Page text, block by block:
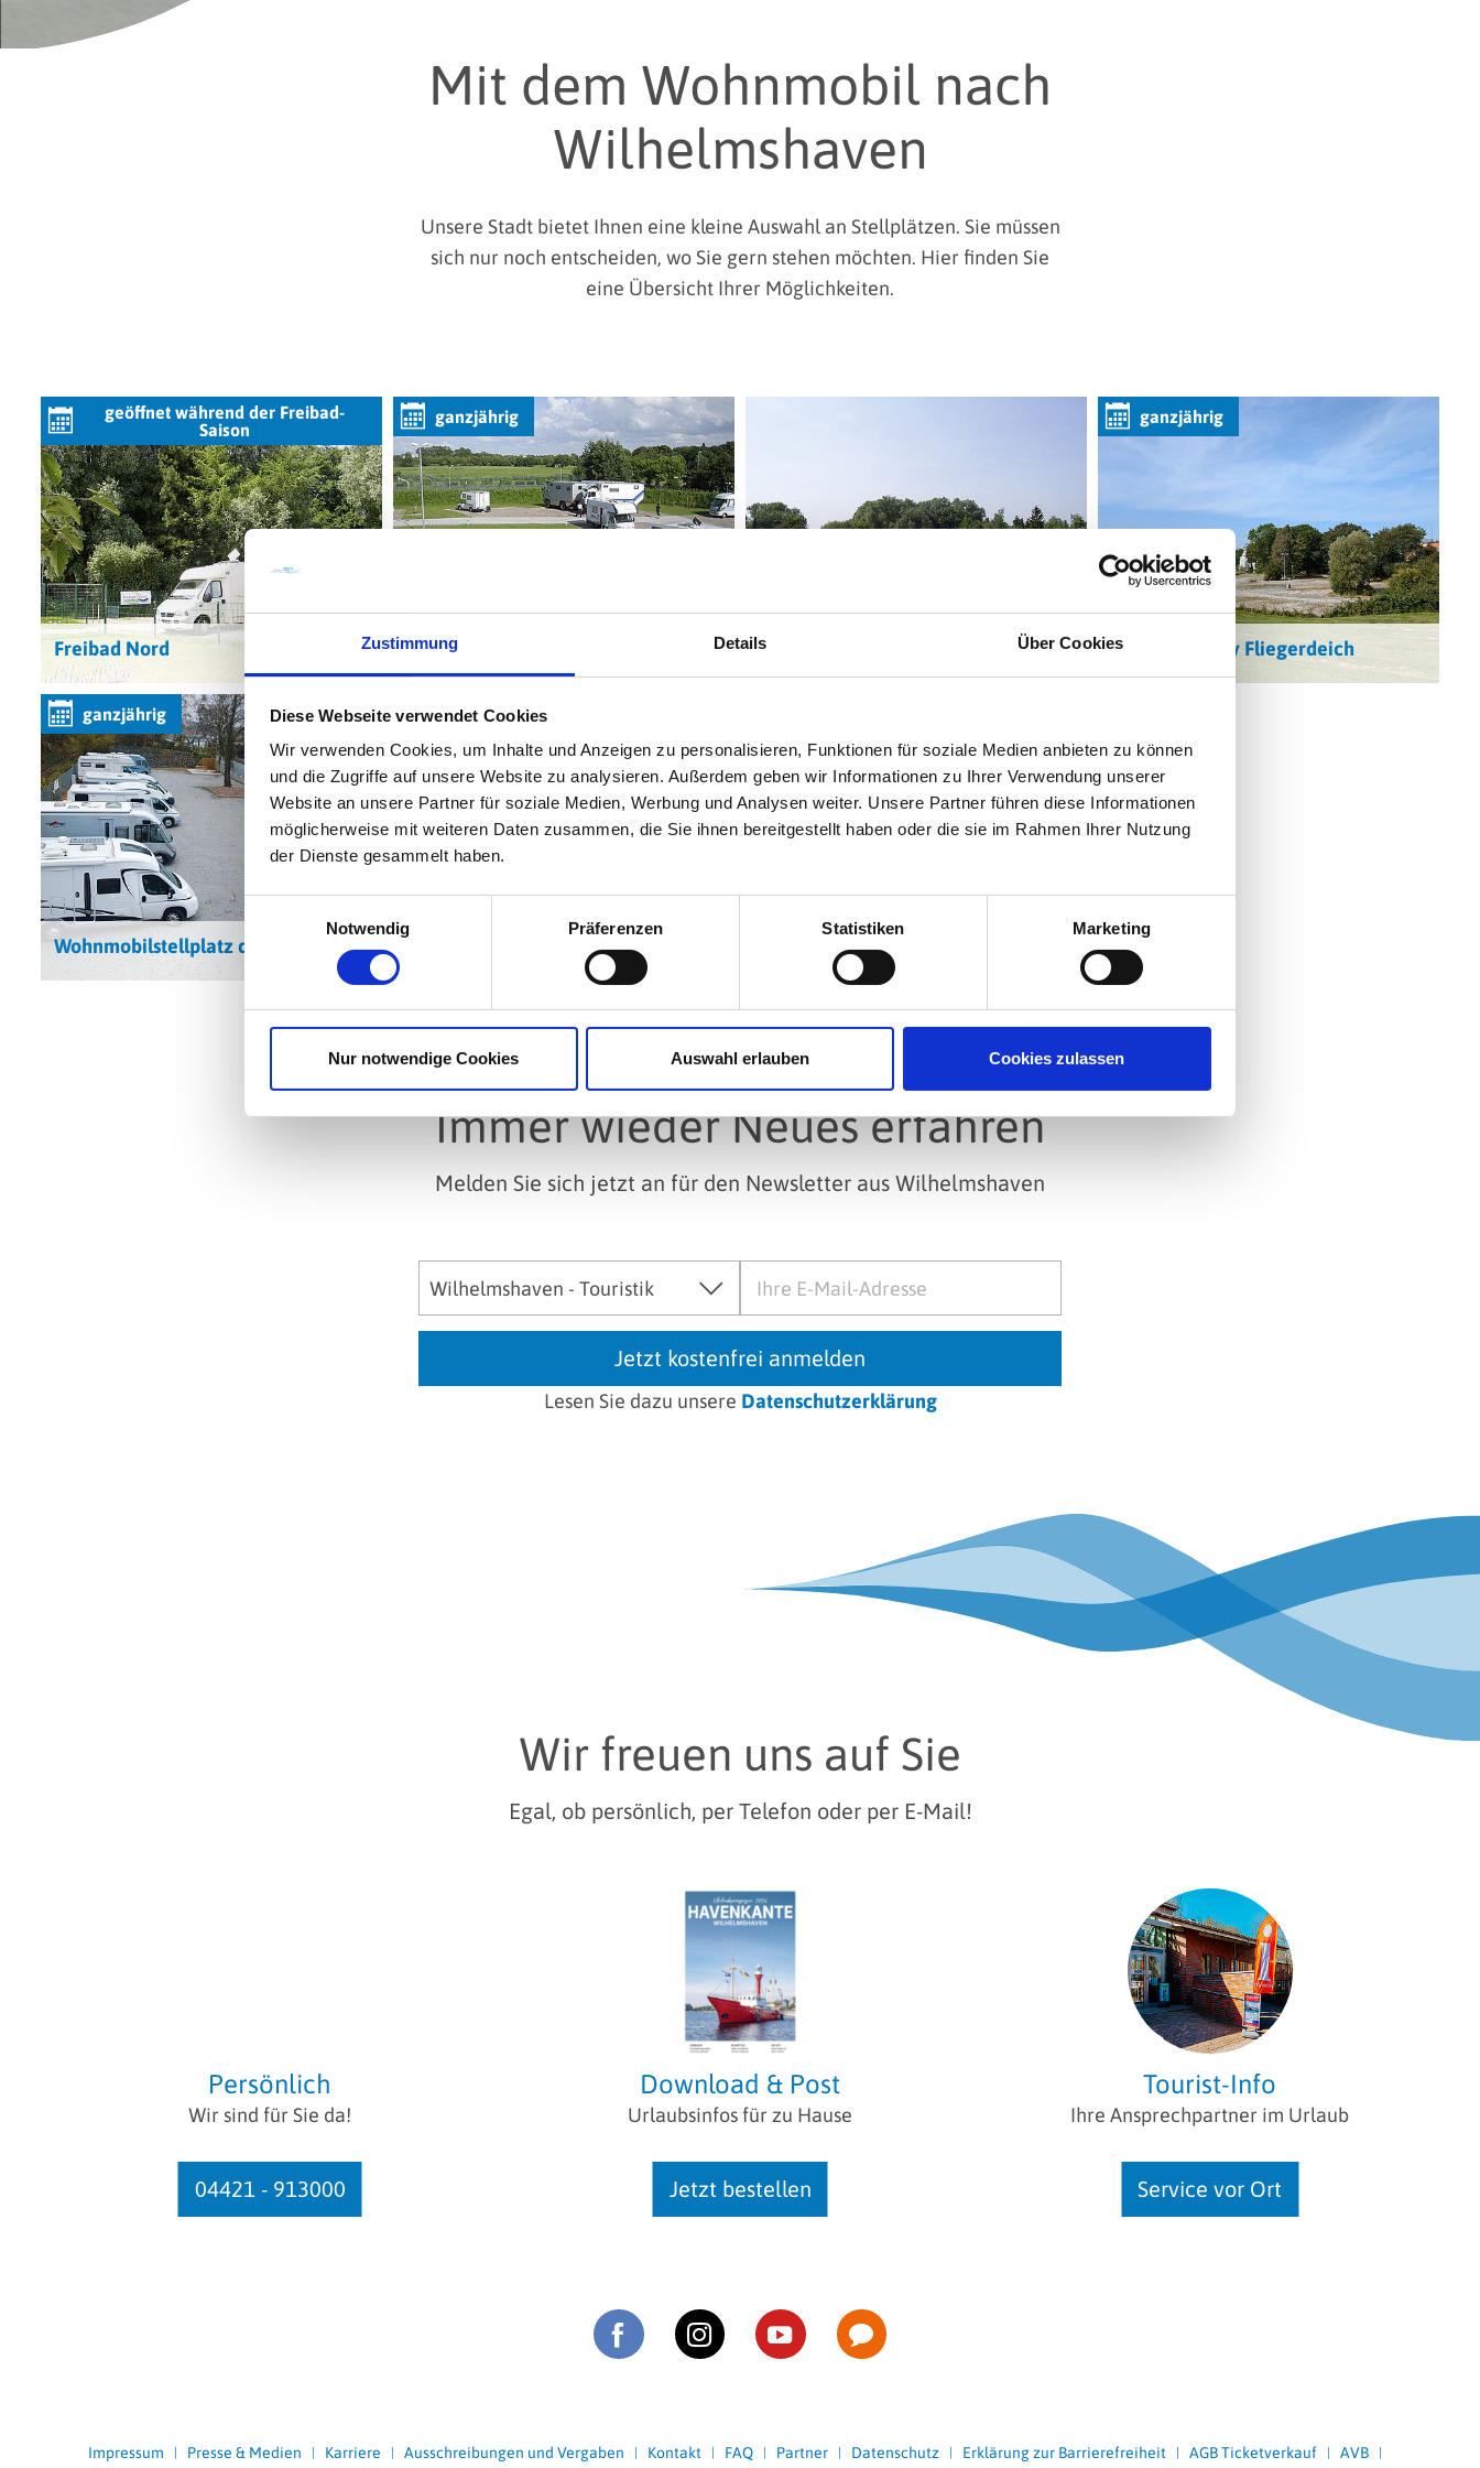
Zustimmung Details Über Cookies
Diese Webseite verwendet Cookies
Wir verwenden Cookies, um Inhalte und Anzeigen zu personalisieren, Funktionen für soziale Medien anbieten zu können
und die Zugriffe auf unsere Website zu analysieren. Außerdem geben wir Informationen zu Ihrer Verwendung unserer
Website an unsere Partner für soziale Medien, Werbung und Analysen weiter. Unsere Partner führen diese Informationen
möglicherweise mit weiteren Daten zusammen, die Sie ihnen bereitgestellt haben oder die sie im Rahmen Ihrer Nutzung
der Dienste gesammelt haben.
Einwilligungsauswahl
Notwendig
Präferenzen Statistiken Marketing
Nur notwendige Cookies Auswahl erlauben Cookies zulassen
Mit dem Wohnmobil nach
Wilhelmshaven
Unsere Stadt bietet Ihnen eine kleine Auswahl an Stellplätzen. Sie müssen
sich nur noch entscheiden, wo Sie gern stehen möchten. Hier finden Sie
eine Übersicht Ihrer Möglichkeiten.
geöffnet während der Freibad-
Saison
Freibad Nord
ganzjährig
Reisemobilhafen am nautimo Reisemobilstellplatz Südstadt
ganzjährig
Fliegerdeck by Fliegerdeich
ganzjährig
© WTF
Wohnmobilstellplatz der SVG AG
ganzjährig
Parkplatz Fliegerdeich
Sommer-Stellplatz Anton-Dohrn-
Immer wieder Neues erfahren
Melden Sie sich jetzt an für den Newsletter aus Wilhelmshaven
Jetzt kostenfrei anmelden
Lesen Sie dazu unsere Datenschutzerklärung
Wir freuen uns auf Sie
Egal, ob persönlich, per Telefon oder per E-Mail!
Persönlich
Wir sind für Sie da!
04421 - 913000
Download & Post
Urlaubsinfos für zu Hause
Jetzt bestellen
Tourist-Info
Ihre Ansprechpartner im Urlaub
Service vor Ort
Impressum Presse & Medien Karriere Ausschreibungen und Vergaben Kontakt FAQ Partner Datenschutz Erklärung zur Barrierefreiheit AGB Ticketverkauf AVB